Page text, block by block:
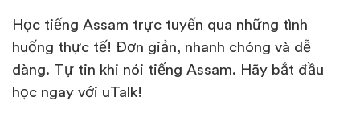
Học tiếng Assam trực tuyến qua những tình
huống thực tế! Đơn giản, nhanh chóng và dễ
dàng. Tự tin khi nói tiếng Assam. Hãy bắt đầu
học ngay với uTalk!